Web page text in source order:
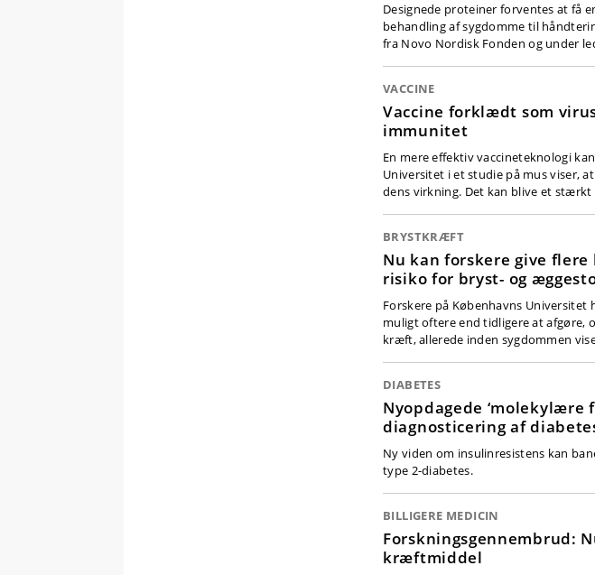
Designede proteiner forventes at få
behandling af sygdomme til
fra Novo Nordisk Fonden og under
VACCINE
Vaccine forklædt som
immunitet
En mere effektiv vaccineteknologi
Universitet i et studie på mus viser,
dens virkning. Det kan blive et
BRYSTKRÆFT
Nu kan forskere give
risiko for bryst- og
Forskere på Københavns
muligt oftere end tidligere at afgøre,
kræft, allerede inden sygdommen
DIABETES
Nyopdagede ‘molekylære
diagnosticering af
Ny viden om insulinresistens kan
type 2-diabetes.
BILLIGERE MEDICIN
Forskningsgennembrud:
kræftmiddel